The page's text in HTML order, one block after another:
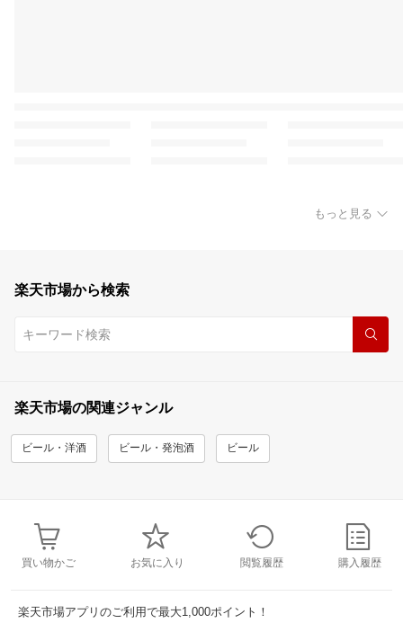
もっと見る
楽天市場から検索
楽天市場の関連ジャンル
ビール・洋酒 ビール・発泡酒 ビール
買い物かご お気に入り 閲覧履歴 購入履歴
楽天市場アプリのご利用で最大1,000ポイント！